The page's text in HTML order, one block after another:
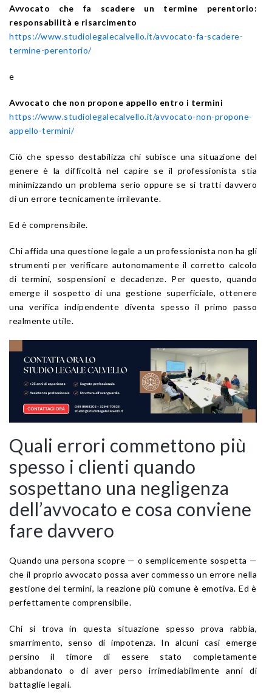
Avvocato che fa scadere un termine perentorio:
responsabilità e risarcimento
https://www.studiolegalecalvello.it/avvocato-fa-scadere-
termine-perentorio/
e
Avvocato che non propone appello entro i termini
https://www.studiolegalecalvello.it/avvocato-non-propone-
appello-termini/
Ciò che spesso destabilizza chi subisce una situazione del
genere è la difficoltà nel capire se il professionista stia
minimizzando un problema serio oppure se si tratti davvero
di un errore tecnicamente irrilevante.
Ed è comprensibile.
Chi affida una questione legale a un professionista non ha gli
strumenti per verificare autonomamente il corretto calcolo
di termini, sospensioni e decadenze. Per questo, quando
emerge il sospetto di una gestione superficiale, ottenere
una verifica indipendente diventa spesso il primo passo
realmente utile.
Quali errori commettono più
spesso i clienti quando
sospettano una negligenza
dell’avvocato e cosa conviene
fare davvero
Quando una persona scopre — o semplicemente sospetta —
che il proprio avvocato possa aver commesso un errore nella
gestione dei termini, la reazione più comune è emotiva. Ed è
perfettamente comprensibile.
Chi si trova in questa situazione spesso prova rabbia,
smarrimento, senso di impotenza. In alcuni casi emerge
persino il timore di essere stato completamente
abbandonato o di aver perso irrimediabilmente anni di
battaglie legali.